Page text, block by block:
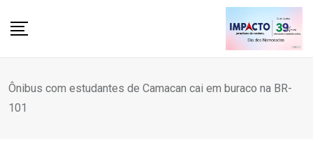
Ônibus com estudantes de Camacan cai em buraco na BR-
101